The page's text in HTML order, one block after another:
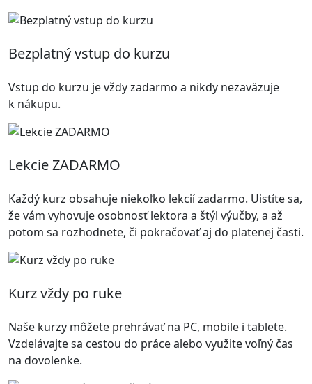
Bezplatný vstup do kurzu
Vstup do kurzu je vždy zadarmo a nikdy nezaväzuje
k nákupu.
Lekcie ZADARMO
Každý kurz obsahuje niekoľko lekcií zadarmo. Uistíte sa,
že vám vyhovuje osobnosť lektora a štýl výučby, a až
potom sa rozhodnete, či pokračovať aj do platenej časti.
Kurz vždy po ruke
Naše kurzy môžete prehrávať na PC, mobile i tablete.
Vzdelávajte sa cestou do práce alebo využite voľný čas
na dovolenke.